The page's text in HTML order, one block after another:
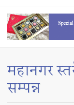
महानगर
सम्पन्न